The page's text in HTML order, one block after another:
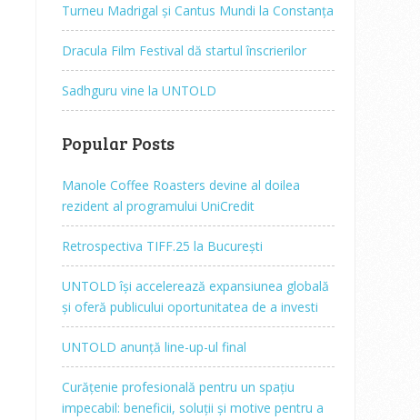
Turneu Madrigal și Cantus Mundi la Constanța
Dracula Film Festival dă startul înscrierilor
Sadhguru vine la UNTOLD
Popular Posts
Manole Coffee Roasters devine al doilea
rezident al programului UniCredit
Retrospectiva TIFF.25 la București
UNTOLD își accelerează expansiunea globală
și oferă publicului oportunitatea de a investi
UNTOLD anunță line-up-ul final
Curățenie profesională pentru un spațiu
impecabil: beneficii, soluții și motive pentru a